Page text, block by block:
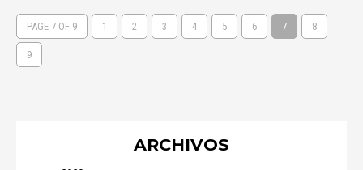
PAGE 7 OF 9 1 2 3 4 5 6 7 8
9
ARCHIVOS